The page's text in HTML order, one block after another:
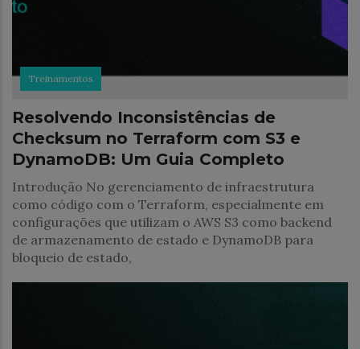
Treinamentos
Resolvendo Inconsistências de
Checksum no Terraform com S3 e
DynamoDB: Um Guia Completo
Introdução No gerenciamento de infraestrutura
como código com o Terraform, especialmente em
configurações que utilizam o AWS S3 como backend
de armazenamento de estado e DynamoDB para
bloqueio de estado,